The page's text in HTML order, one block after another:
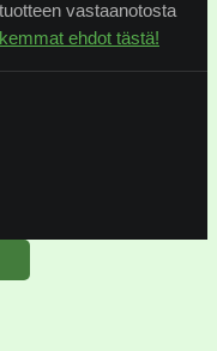
vastaanotosta
ehdot tästä!